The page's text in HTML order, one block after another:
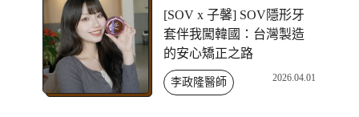
[SOV x 子馨] SOV隱形牙
套伴我闖韓國：台灣製造
的安心矯正之路
李政隆醫師 2026.04.01